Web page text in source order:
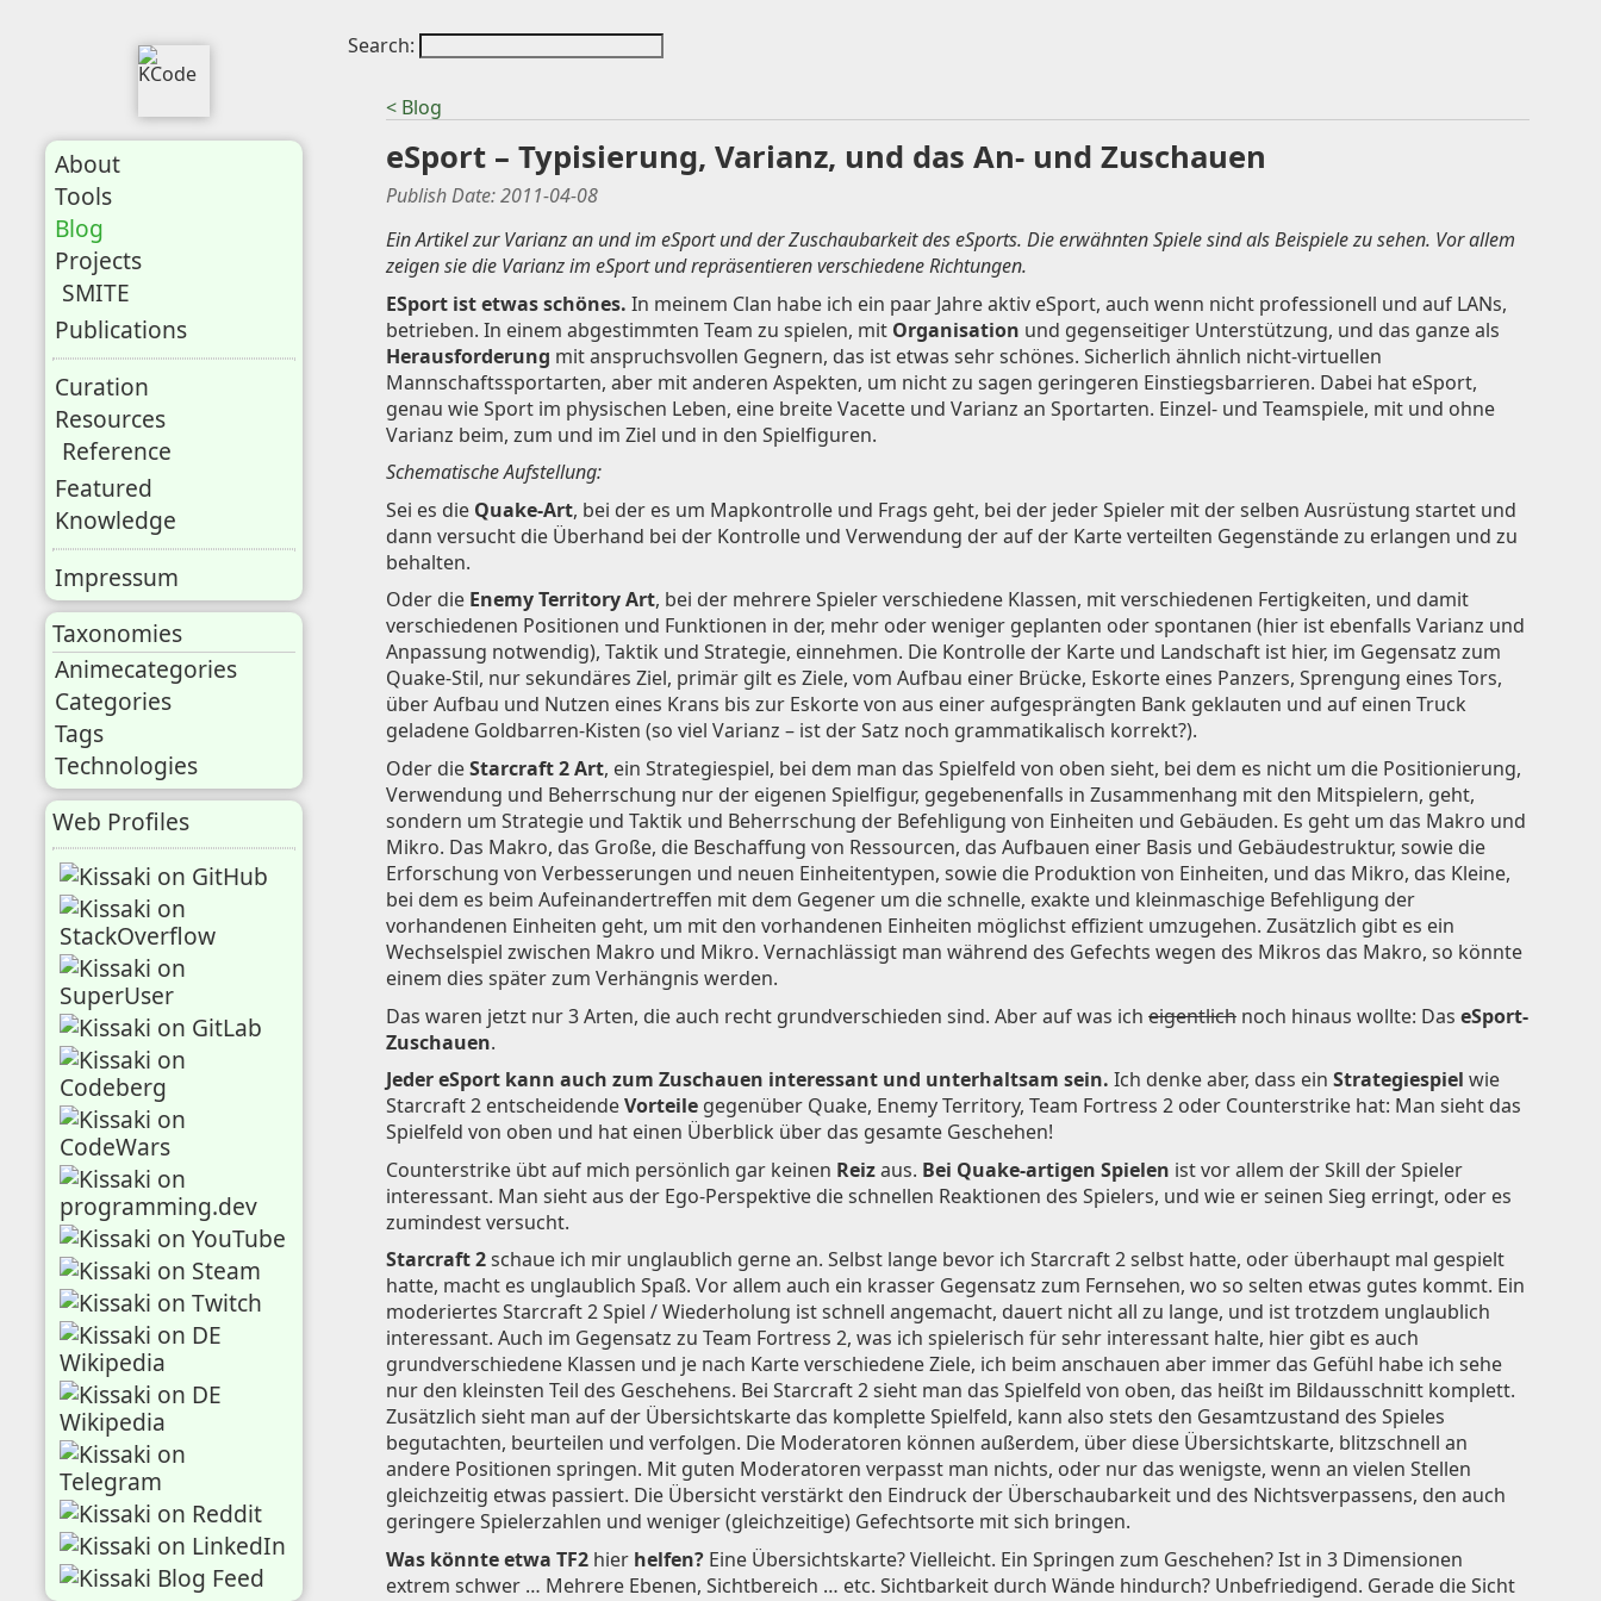
About
Tools
Blog
Projects
SMITE
Publications
Curation
Resources
Reference
Featured
Knowledge
Impressum
Taxonomies
Animecategories
Categories
Tags
Technologies
Web Profiles
Search:
< Blog
eSport – Typisierung, Varianz, und das An- und Zuschauen
Publish Date:2011-04-08
Ein Artikel zur Varianz an und im eSport und der Zuschaubarkeit des eSports. Die erwähnten Spiele sind als Beispiele zu sehen. Vor allem
zeigen sie die Varianz im eSport und repräsentieren verschiedene Richtungen.
ESport ist etwas schönes. In meinem Clan habe ich ein paar Jahre aktiv eSport, auch wenn nicht professionell und auf LANs,
betrieben. In einem abgestimmten Team zu spielen, mit Organisation und gegenseitiger Unterstützung, und das ganze als
Herausforderung mit anspruchsvollen Gegnern, das ist etwas sehr schönes. Sicherlich ähnlich nicht-virtuellen
Mannschaftssportarten, aber mit anderen Aspekten, um nicht zu sagen geringeren Einstiegsbarrieren. Dabei hat eSport,
genau wie Sport im physischen Leben, eine breite Vacette und Varianz an Sportarten. Einzel- und Teamspiele, mit und ohne
Varianz beim, zum und im Ziel und in den Spielfiguren.
Schematische Aufstellung:
Sei es die Quake-Art, bei der es um Mapkontrolle und Frags geht, bei der jeder Spieler mit der selben Ausrüstung startet und
dann versucht die Überhand bei der Kontrolle und Verwendung der auf der Karte verteilten Gegenstände zu erlangen und zu
behalten.
Oder die Enemy Territory Art, bei der mehrere Spieler verschiedene Klassen, mit verschiedenen Fertigkeiten, und damit
verschiedenen Positionen und Funktionen in der, mehr oder weniger geplanten oder spontanen (hier ist ebenfalls Varianz und
Anpassung notwendig), Taktik und Strategie, einnehmen. Die Kontrolle der Karte und Landschaft ist hier, im Gegensatz zum
Quake-Stil, nur sekundäres Ziel, primär gilt es Ziele, vom Aufbau einer Brücke, Eskorte eines Panzers, Sprengung eines Tors,
über Aufbau und Nutzen eines Krans bis zur Eskorte von aus einer aufgesprängten Bank geklauten und auf einen Truck
geladene Goldbarren-Kisten (so viel Varianz – ist der Satz noch grammatikalisch korrekt?).
Oder dieStarcraft 2 Art, ein Strategiespiel, bei dem man das Spielfeld von oben sieht, bei dem es nicht um die Positionierung,
Verwendung und Beherrschung nur der eigenen Spielfigur, gegebenenfalls in Zusammenhang mit den Mitspielern, geht,
sondern um Strategie und Taktik und Beherrschung der Befehligung von Einheiten und Gebäuden. Es geht um das Makro und
Mikro. Das Makro, das Große, die Beschaffung von Ressourcen, das Aufbauen einer Basis und Gebäudestruktur, sowie die
Erforschung von Verbesserungen und neuen Einheitentypen, sowie die Produktion von Einheiten, und das Mikro, das Kleine,
bei dem es beim Aufeinandertreffen mit dem Gegener um die schnelle, exakte und kleinmaschige Befehligung der
vorhandenen Einheiten geht, um mit den vorhandenen Einheiten möglichst effizient umzugehen. Zusätzlich gibt es ein
Wechselspiel zwischen Makro und Mikro. Vernachlässigt man während des Gefechts wegen des Mikros das Makro, so könnte
einem dies später zum Verhängnis werden.
Das waren jetzt nur 3 Arten, die auch recht grundverschieden sind. Aber auf was ich eigentlich noch hinaus wollte: Das eSport-
Zuschauen.
Jeder eSport kann auch zum Zuschauen interessant und unterhaltsam sein. Ich denke aber, dass ein Strategiespiel wie
Starcraft 2 entscheidendeVorteile gegenüber Quake, Enemy Territory, Team Fortress 2 oder Counterstrike hat: Man sieht das
Spielfeld von oben und hat einen Überblick über das gesamte Geschehen!
Counterstrike übt auf mich persönlich gar keinen Reizaus. Bei Quake-artigen Spielen ist vor allem der Skill der Spieler
interessant. Man sieht aus der Ego-Perspektive die schnellen Reaktionen des Spielers, und wie er seinen Sieg erringt, oder es
zumindest versucht.
Starcraft 2schaue ich mir unglaublich gerne an. Selbst lange bevor ich Starcraft 2 selbst hatte, oder überhaupt mal gespielt
hatte, macht es unglaublich Spaß. Vor allem auch ein krasser Gegensatz zum Fernsehen, wo so selten etwas gutes kommt. Ein
moderiertes Starcraft 2 Spiel / Wiederholung ist schnell angemacht, dauert nicht all zu lange, und ist trotzdem unglaublich
interessant. Auch im Gegensatz zu Team Fortress 2, was ich spielerisch für sehr interessant halte, hier gibt es auch
grundverschiedene Klassen und je nach Karte verschiedene Ziele, ich beim anschauen aber immer das Gefühl habe ich sehe
nur den kleinsten Teil des Geschehens. Bei Starcraft 2 sieht man das Spielfeld von oben, das heißt im Bildausschnitt komplett.
Zusätzlich sieht man auf der Übersichtskarte das komplette Spielfeld, kann also stets den Gesamtzustand des Spieles
begutachten, beurteilen und verfolgen. Die Moderatoren können außerdem, über diese Übersichtskarte, blitzschnell an
andere Positionen springen. Mit guten Moderatoren verpasst man nichts, oder nur das wenigste, wenn an vielen Stellen
gleichzeitig etwas passiert. Die Übersicht verstärkt den Eindruck der Überschaubarkeit und des Nichtsverpassens, den auch
geringere Spielerzahlen und weniger (gleichzeitige) Gefechtsorte mit sich bringen.
Was könnte etwa TF2 hier helfen? Eine Übersichtskarte? Vielleicht. Ein Springen zum Geschehen? Ist in 3 Dimensionen
extrem schwer … Mehrere Ebenen, Sichtbereich … etc. Sichtbarkeit durch Wände hindurch? Unbefriedigend. Gerade die Sicht